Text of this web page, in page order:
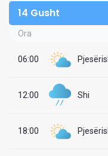
14 Gusht
Ora
06:00
12:00 Shi
18:00